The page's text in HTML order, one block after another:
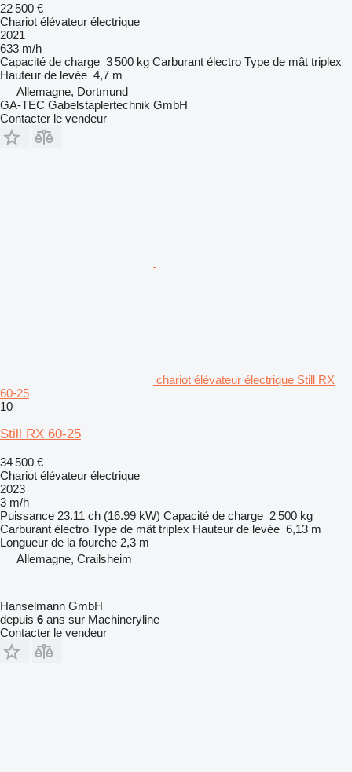
22 500 €
Chariot élévateur électrique
2021
633 m/h
Capacité de charge 3 500 kg Carburant électro Type de mât triplex
Hauteur de levée 4,7 m
Allemagne, Dortmund
GA-TEC Gabelstaplertechnik GmbH
Contacter le vendeur
chariot élévateur électrique Still RX
60-25
10
Still RX 60-25
34 500 €
Chariot élévateur électrique
2023
3 m/h
Puissance 23.11 ch (16.99 kW) Capacité de charge 2 500 kg
Carburant électro Type de mât triplex Hauteur de levée 6,13 m
Longueur de la fourche 2,3 m
Allemagne, Crailsheim
Hanselmann GmbH
depuis 6 ans sur Machineryline
Contacter le vendeur